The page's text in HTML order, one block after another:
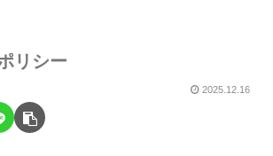
リシー
2025.12.16